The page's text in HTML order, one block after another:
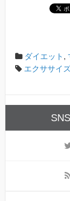
ダイエット ,
エクササイ